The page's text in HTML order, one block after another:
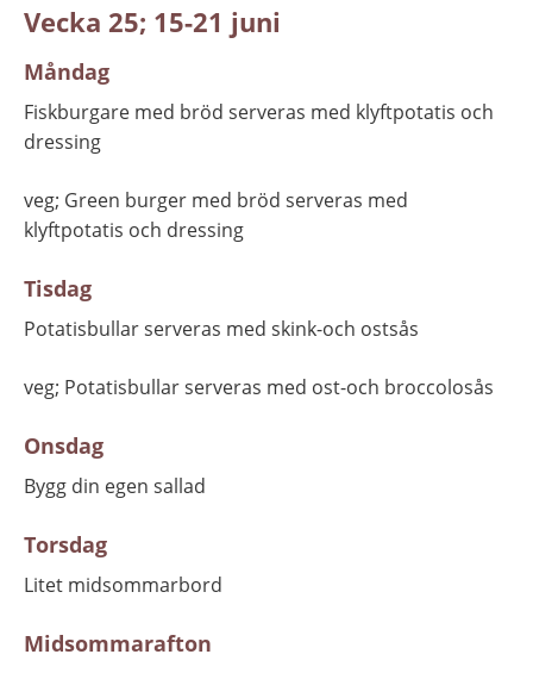
Vecka 25; 15-21 juni
Måndag
Fiskburgare med bröd serveras med klyftpotatis och
dressing
veg; Green burger med bröd serveras med
klyftpotatis och dressing
Tisdag
Potatisbullar serveras med skink-och ostsås
veg; Potatisbullar serveras med ost-och broccolosås
Onsdag
Bygg din egen sallad
Torsdag
Litet midsommarbord
Midsommarafton